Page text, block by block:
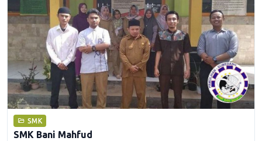
SMK
SMK Bani Mahfud